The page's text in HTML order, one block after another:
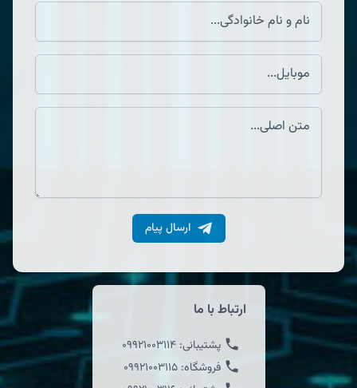
ارسال پیام
ارتباط با ما
پشتیبانی: 09921003114
فروشگاه: 09921003115